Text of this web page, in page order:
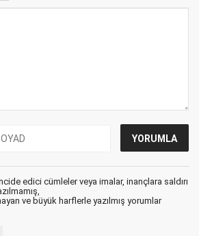
edici cümleler veya imalar, inançlara saldırı
ve büyük harflerle yazılmış yorumlar